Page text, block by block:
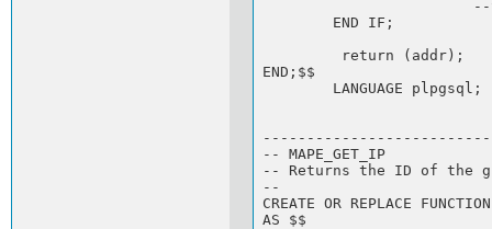
END;$$
-- MAPE_GET_IP
-- Returns the ID of the
--
CREATE OR REPLACE
AS $$